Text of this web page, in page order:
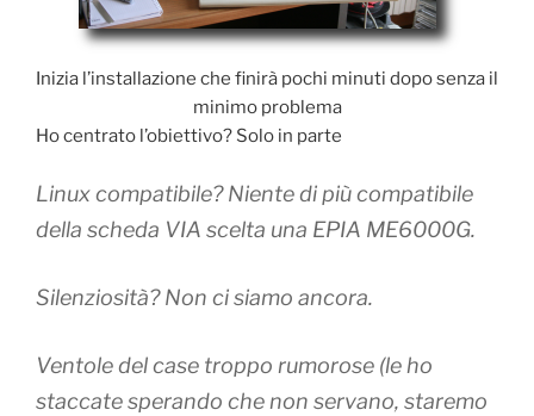
Inizia l’installazione che finirà pochi minuti dopo senza il
minimo problema
Ho centrato l’obiettivo? Solo in parte
Linux compatibile?Niente di più compatibile
della scheda VIA scelta una EPIA ME6000G.
Silenziosità?Non ci siamo ancora.
Ventole del case troppo rumorose (le ho
staccate sperando che non servano, staremo